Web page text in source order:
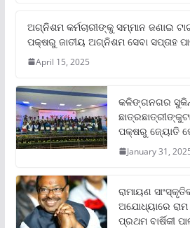
ଅଗ୍ନିଶମ କର୍ମଚାରୀଙ୍କୁ ସମ୍ମାନ ଜଣାଇ
ପକ୍ଷରୁ ଜାତୀୟ ଅଗ୍ନିଶମ ସେବା ସପ୍ତାହ
April 15, 2025
କଳିଙ୍ଗନଗର
ପକ୍ଷରୁ ଜ୍ୟୋତି
January 31,
ରାମାୟଣ
ଅଯୋଧ୍ୟାରେ
ପ୍ରଥମ ବାର୍ଷିକୀ